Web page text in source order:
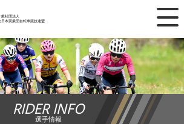
般社団法人
日本実業団自転車競技連盟
×
ニュース
レース日程
ランキング
RIDER INFO
選手情報